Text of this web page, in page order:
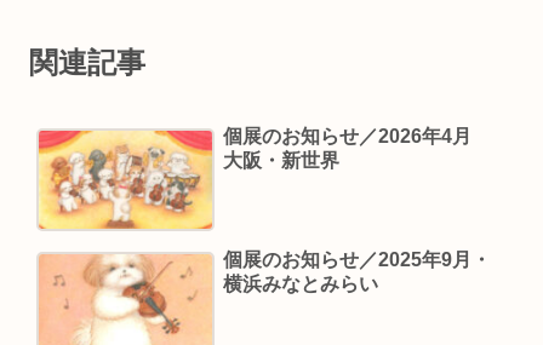
関連記事
個展のお知らせ／2026年4月
大阪・新世界
個展のお知らせ／2025年9月・
横浜みなとみらい